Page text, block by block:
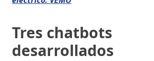
Tres chatbots
desarrollados